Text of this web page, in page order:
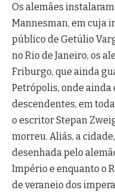
Os alemães
Mannesman, em cuja
público de Getúlio
no Rio de Janeiro, os
Friburgo, que ainda
Petrópolis, onde
descendentes, em
o escritor Stepan
morreu. Aliás, a
desenhada pelo
Império e enquanto o
de veraneio dos